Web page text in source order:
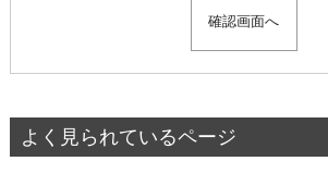
よく見られているページ